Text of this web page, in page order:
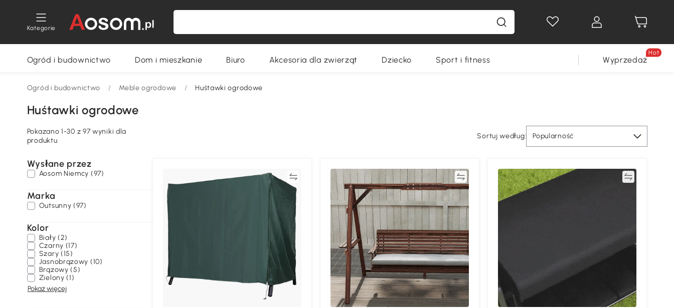
Kategorie
Ogród i budownictwo Dom i mieszkanie Biuro Akcesoria dla zwierząt Dziecko Sport i fitness Wyprzedaż
Hot
Ogród i budownictwo / Meble ogrodowe / Huśtawki ogrodowe
Huśtawki ogrodowe
Pokazano 1-30 z 97 wyniki dla
produktu
Sortuj według: Popularność
Wysłane przez
Aosom Niemcy (97)
Marka
Outsunny (97)
Kolor
Biały (2)
Czarny (17)
Szary (15)
Jasnobrązowy (10)
Brązowy (5)
Zielony (1)
Pokaż więcej
Porównywać Porównywać